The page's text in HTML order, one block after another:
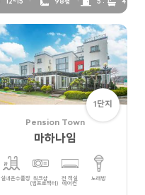
12~15 98평 5 : 4
1단지
Pension Town
마하나임
실내온수풀장 워크샵
(빔프로젝터)
전 객실
에어컨
노래방